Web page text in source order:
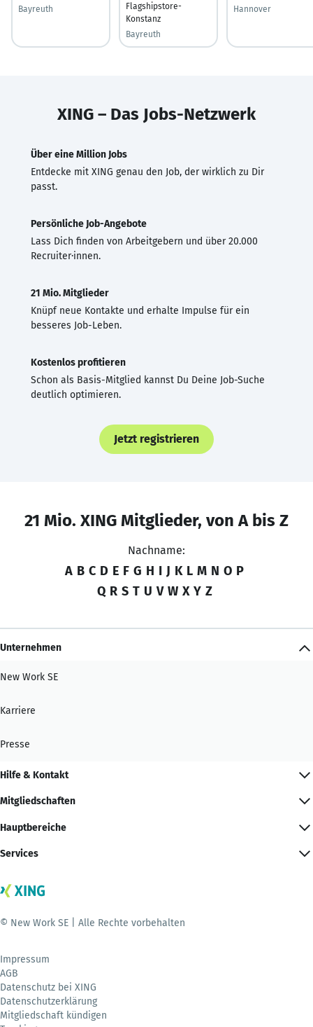
Bayreuth
Flagshipstore-
Konstanz
Bayreuth
Hannover
XING – Das Jobs-Netzwerk
Über eine Million Jobs
Entdecke mit XING genau den Job, der wirklich zu Dir
passt.
Persönliche Job-Angebote
Lass Dich finden von Arbeitgebern und über 20.000
Recruiter·innen.
21 Mio. Mitglieder
Knüpf neue Kontakte und erhalte Impulse für ein
besseres Job-Leben.
Kostenlos profitieren
Schon als Basis-Mitglied kannst Du Deine Job-Suche
deutlich optimieren.
Jetzt registrieren
21 Mio. XING Mitglieder, von A bis Z
Nachname:
A B C D E F G H I J K L M N O P
Q R S T U V W X Y Z
Unternehmen
New Work SE
Karriere
Presse
Hilfe & Kontakt
Mitgliedschaften
Hauptbereiche
Services
© New Work SE | Alle Rechte vorbehalten
Impressum
AGB
Datenschutz bei XING
Datenschutzerklärung
Mitgliedschaft kündigen